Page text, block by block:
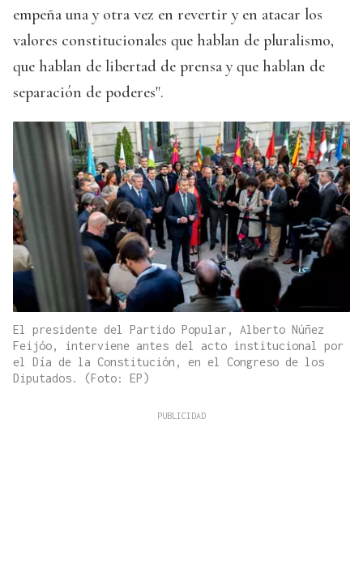
empeña una y otra vez en revertir y en atacar los
valores constitucionales que hablan de pluralismo,
que hablan de libertad de prensa y que hablan de
separación de poderes".
El presidente del Partido Popular, Alberto Núñez
Feijóo, interviene antes del acto institucional por
el Día de la Constitución, en el Congreso de los
Diputados. (Foto: EP)